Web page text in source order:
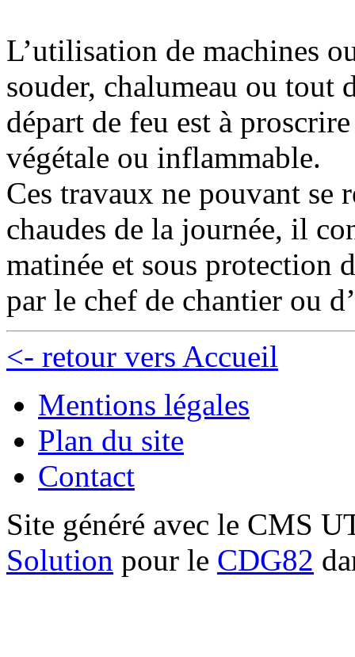
L’utilisation de machines
souder, chalumeau ou tout
départ de feu est à
végétale ou inflammable.
Ces travaux ne pouvant se
chaudes de la journée, il
matinée et sous protection
par le chef de chantier ou
<- retour vers Accueil
Mentions légales
Plan du site
Contact
Site généré avec le CMS
Solution pour le CDG82